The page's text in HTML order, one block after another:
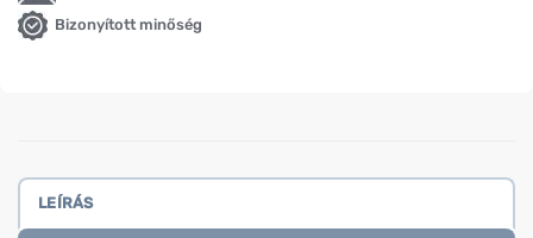
Bizonyított minőség
LEÍRÁS